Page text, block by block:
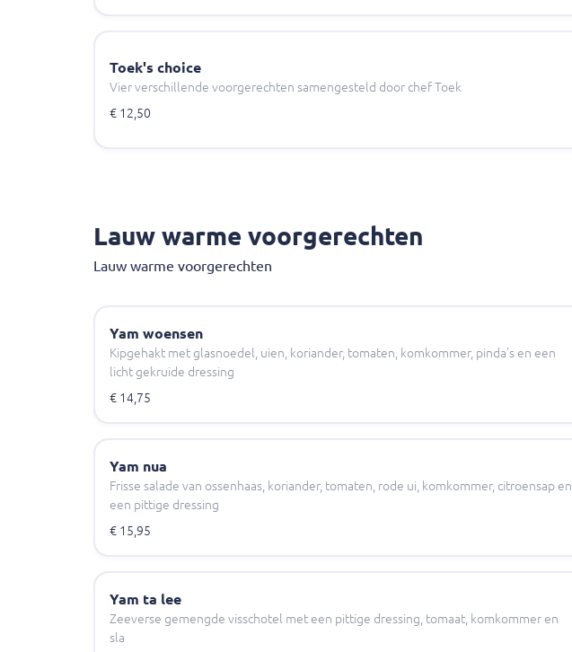
Toek's choice
Vier verschillende voorgerechten samengesteld door chef Toek
€ 12,50
Lauw warme voorgerechten
Lauw warme voorgerechten
Yam woensen
Kipgehakt met glasnoedel, uien, koriander, tomaten, komkommer, pinda's en een
licht gekruide dressing
€ 14,75
Yam nua
Frisse salade van ossenhaas, koriander, tomaten, rode ui, komkommer, citroensap en
een pittige dressing
€ 15,95
Yam ta lee
Zeeverse gemengde visschotel met een pittige dressing, tomaat, komkommer en
sla